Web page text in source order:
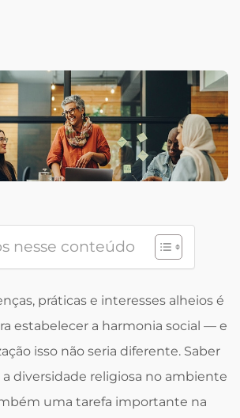
nesse conteúdo
práticas e interesses alheios é
estabelecer a harmonia social — e
isso não seria diferente. Saber
diversidade religiosa no ambiente
uma tarefa importante na